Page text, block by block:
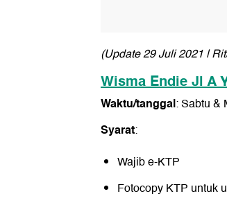
(Update 29 Juli 2021 |
Wisma Endie Jl A
Waktu/tanggal: Sabtu &
Syarat:
Wajib e-KTP
Fotocopy KTP untuk